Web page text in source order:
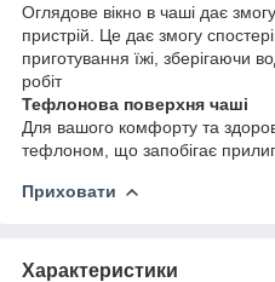
Оглядове вікно в чаші дає
пристрій. Це дає змогу
приготування їжі, зберігаючи
робіт
Тефлонова поверхня чаші
Для вашого комфорту та
тефлоном, що запобігає
Приховати
Характеристики